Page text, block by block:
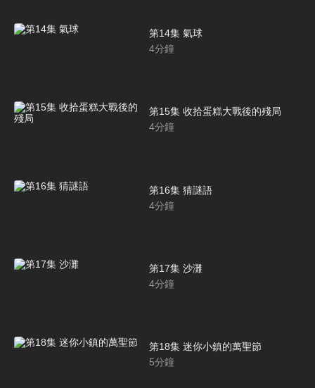
第14集 氣球
4分鐘
第15集 收拾蛋糕大戰後的殘局
4分鐘
第16集 猜謎語
4分鐘
第17集 沙灘
4分鐘
第18集 迷你小鎮的萬聖節
5分鐘